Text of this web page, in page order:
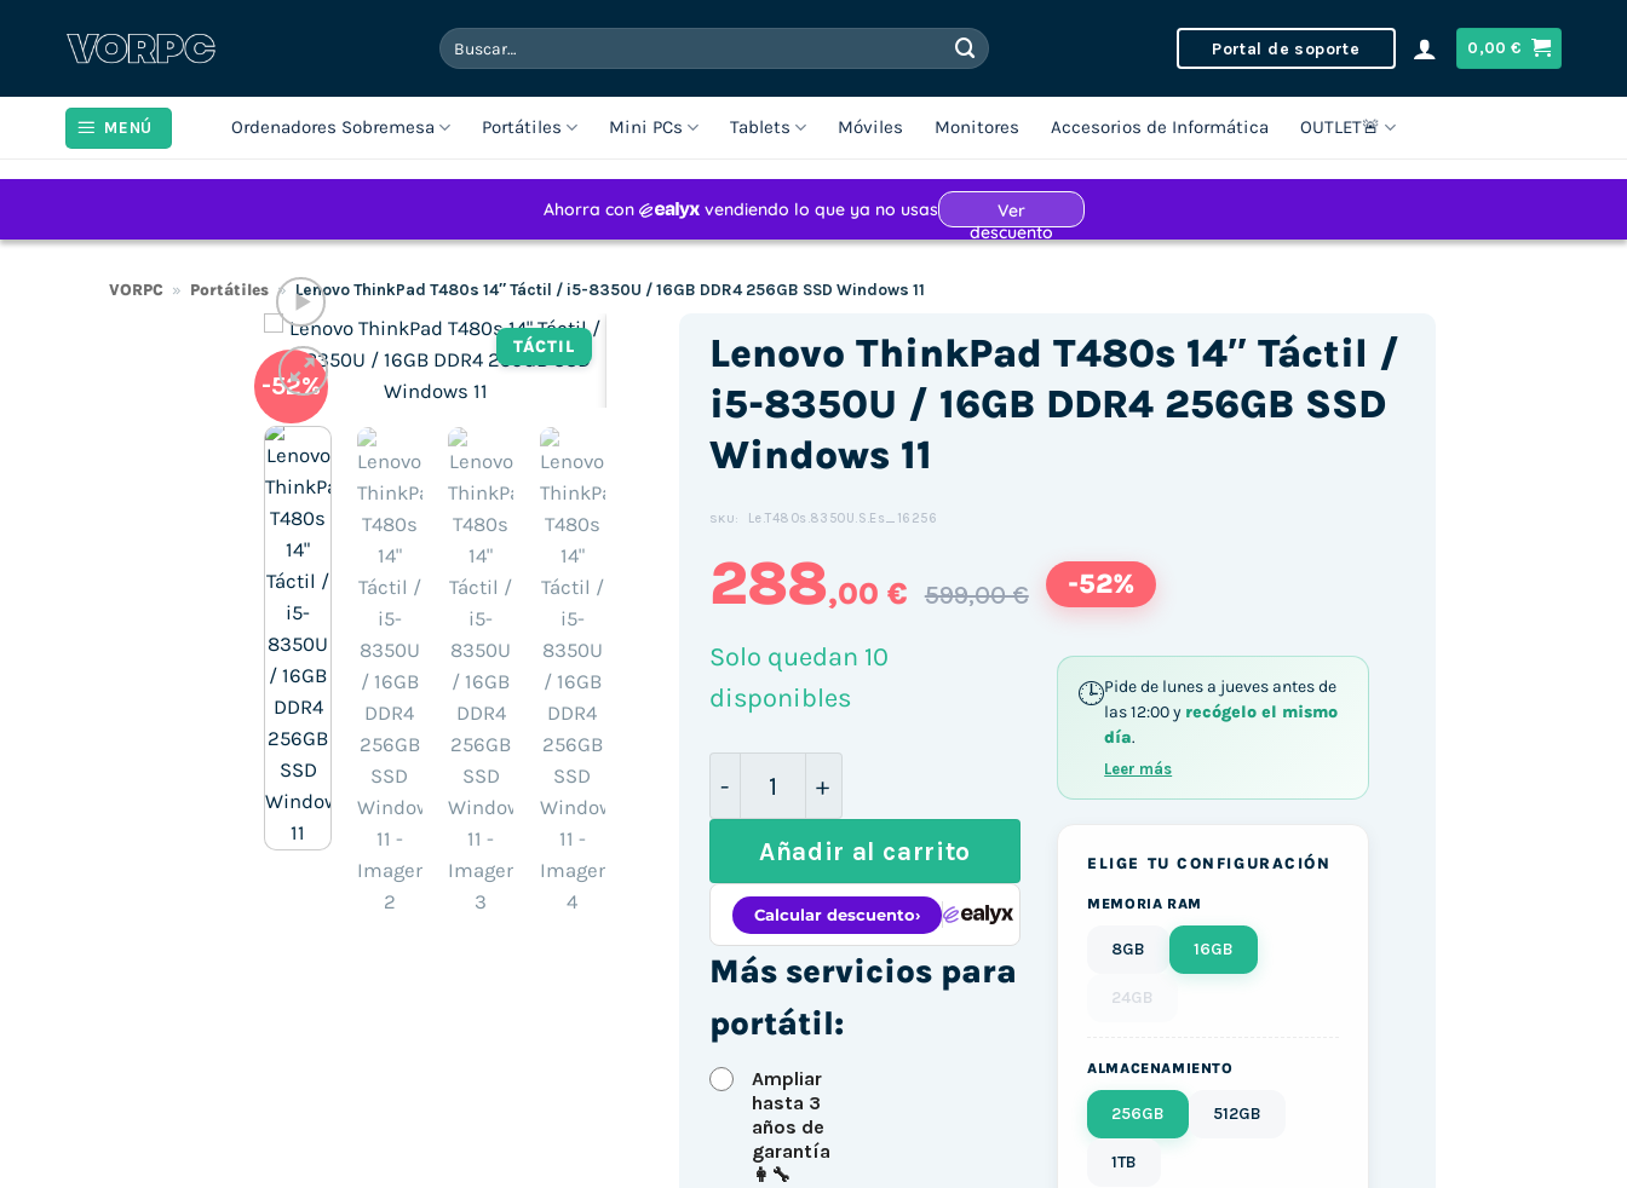
Buscar
por:
Portal de soporte 0,00€
MENÚ Ordenadores Sobremesa Portátiles Mini PCs Tablets Móviles Monitores Accesorios de Informática OUTLET🚨
VORPC » Portátiles » Lenovo ThinkPad T480s 14″ Táctil / i5-8350U / 16GB DDR4 256GB SSD Windows 11
TÁCTIL
-52%
Haz clic para aceptar cookies de
contenido (Translation error)
Lenovo ThinkPad T480s 14″ Táctil /
i5-8350U / 16GB DDR4 256GB SSD
Windows 11
SKU: Le.T480s.8350U.S.Es_16256
288,00 € 599,00 € -52%
Solo quedan 10
disponibles
Lenovo ThinkPad T480s 14" Táctil / i5-8350U / 16GB DDR4 256GB SSD Windows
Añadir al carrito
Más servicios para
portátil:
Ampliar
hasta 3
años de
garantía
👩‍🔧
Pide de lunes a jueves antes de
las 12:00 y recógelo el mismo
día.
Leer más
ELIGE TU CONFIGURACIÓN
MEMORIA RAM
8GB 16GB
24GB
ALMACENAMIENTO
256GB 512GB
1TB